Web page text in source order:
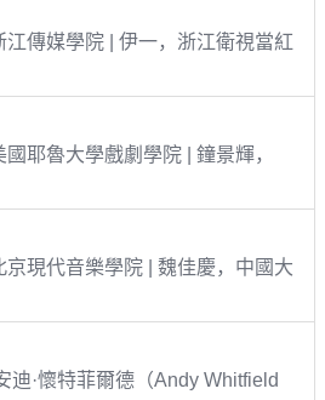
傳媒學院 | 伊一，浙江衛視當紅
耶魯大學戲劇學院 | 鐘景輝，
現代音樂學院 | 魏佳慶，中國大
迪·懷特菲爾德（Andy Whitfield